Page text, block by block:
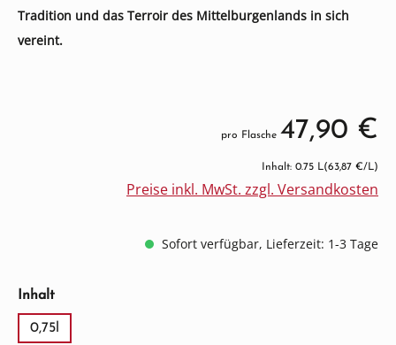
Tradition und das Terroir des Mittelburgenlands in sich
vereint.
pro Flasche 47,90 €
Inhalt: 0.75 L(63,87 €/L)
Preise inkl. MwSt. zzgl. Versandkosten
Sofort verfügbar, Lieferzeit: 1-3 Tage
Inhaltauswählen
0,75l